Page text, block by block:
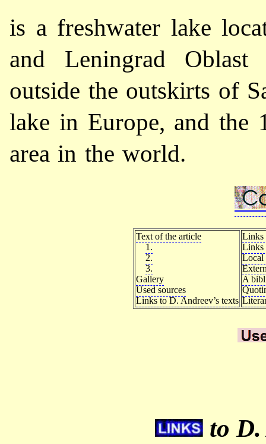
is a freshwater lake
and Leningrad
outside the outskirts of
lake in Europe, and the
area in the world.
Text of the article
1.
2.
3.
Gallery
Used sources
Links to D. Andreev’s texts
Links
Links
Local
A
to D.